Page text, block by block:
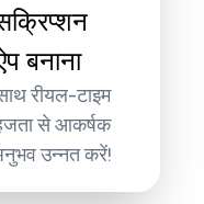
बनाना
रीयल-टाइम
से आकर्षक
उन्नत करें!